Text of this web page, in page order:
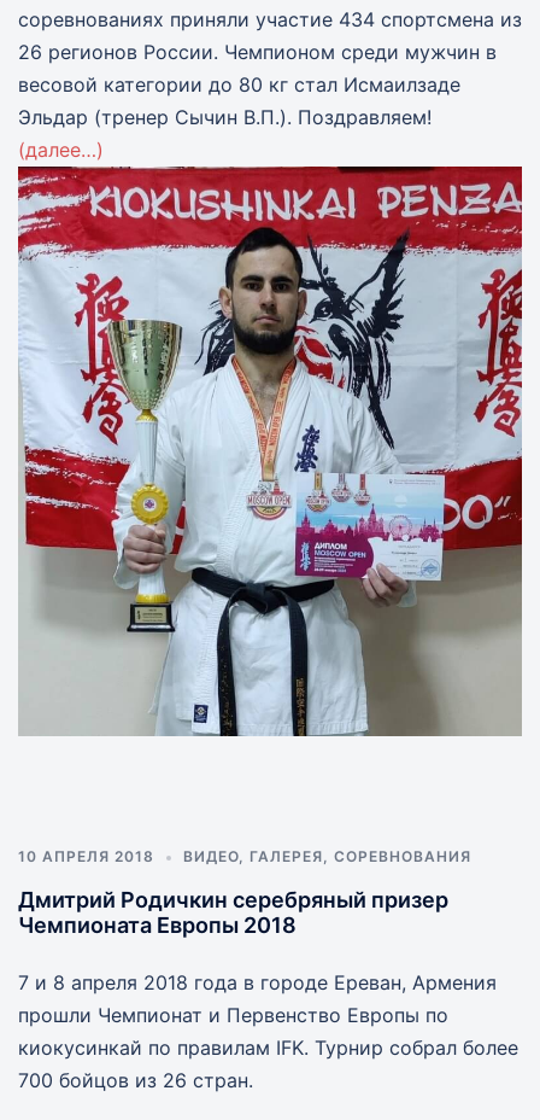
соревнованиях приняли участие 434 спортсмена из
26 регионов России. Чемпионом среди мужчин в
весовой категории до 80 кг стал Исмаилзаде
Эльдар (тренер Сычин В.П.). Поздравляем!
(далее…)
10 АПРЕЛЯ 2018 ВИДЕО ГАЛЕРЕЯ СОРЕВНОВАНИЯ
Дмитрий Родичкин серебряный призер
Чемпионата Европы 2018
7 и 8 апреля 2018 года в городе Ереван, Армения
прошли Чемпионат и Первенство Европы по
киокусинкай по правилам IFK. Турнир собрал более
700 бойцов из 26 стран.